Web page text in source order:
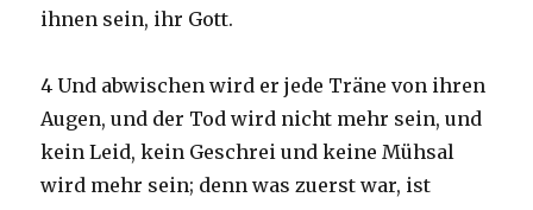
ihnen sein, ihr Gott.
4 Und abwischen wird er jede Träne von ihren
Augen, und der Tod wird nicht mehr sein, und
kein Leid, kein Geschrei und keine Mühsal
wird mehr sein; denn was zuerst war, ist